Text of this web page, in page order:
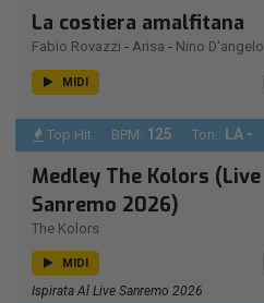
La costiera amalfitana
Fabio Rovazzi - Arisa - Nino D'angelo
MIDI
Top Hit BPM: 125 Ton.: LA -
Medley The Kolors (Live
Sanremo 2026)
The Kolors
MIDI
Ispirata Al Live Sanremo 2026